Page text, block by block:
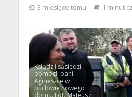
3 miesiące temu 1 minut
Ksiądz i sąsiedzi
pomogli pani
Agnieszce w
budowie nowego
domu. Fot. Mateusz